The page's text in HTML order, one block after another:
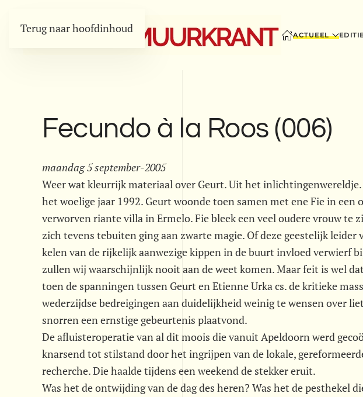
Terug naar hoofdinhoud ACTUEEL
Fecundo à la Roos (006)
maandag 5 september-2005
Weer wat kleurrijk materiaal over Geurt. Uit het
het woelige jaar 1992. Geurt woonde toen samen met ene Fie in een
verworven riante villa in Ermelo. Fie bleek een veel oudere vrouw te
zich tevens tebuiten ging aan zwarte magie. Of deze geestelijk
kelen van de rijkelijk aanwezige kippen in de buurt invloed verwierf
zullen wij waarschijnlijk nooit aan de weet komen. Maar feit is wel
toen de spanningen tussen Geurt en Etienne Urka cs. de kritieke
wederzijdse bedreigingen aan duidelijkheid weinig te wensen over
snorren een ernstige gebeurtenis plaatvond.
De afluisteroperatie van al dit moois die vanuit Apeldoorn werd
knarsend tot stilstand door het ingrijpen van de lokale,
recherche. Die haalde tijdens een weekend de stekker eruit.
Was het de ontwijding van de dag des heren? Was het de pesthekel